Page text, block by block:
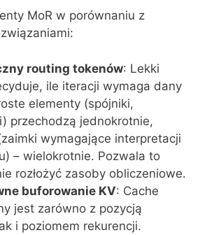
MoR w porównaniu z
routing tokenów: Lekki
ile iteracji wymaga dany
elementy (spójniki,
przechodzą jednokrotnie,
wymagające interpretacji
– wielokrotnie. Pozwala to
rozłożyć zasoby obliczeniowe.
buforowanie KV: Cache
jest zarówno z pozycją
i poziomem rekurencji.